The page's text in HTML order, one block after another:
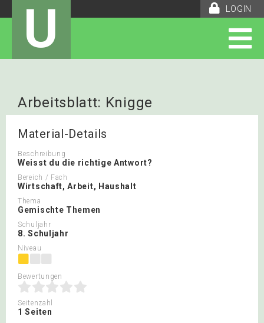
LOGIN
U
Arbeitsblatt: Knigge
Material-Details
Beschreibung
Weisst du die richtige Antwort?
Bereich / Fach
Wirtschaft, Arbeit, Haushalt
Thema
Gemischte Themen
Schuljahr
8. Schuljahr
Niveau
Bewertungen
Seitenzahl
1 Seiten